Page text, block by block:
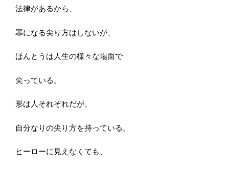
法律があるから、
罪になる尖り方はしないが、
ほんとうは人生の様々な場面で
尖っている。
形は人それぞれだが、
自分なりの尖り方を持っている。
ヒーローに見えなくても、